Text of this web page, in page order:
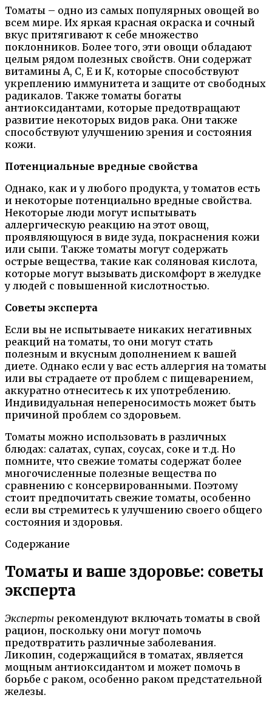
Томаты – одно из самых популярных овощей во
всем мире. Их яркая красная окраска и сочный
вкус притягивают к себе множество
поклонников. Более того, эти овощи обладают
целым рядом полезных свойств. Они содержат
витамины А, С, Е и К, которые способствуют
укреплению иммунитета и защите от свободных
радикалов. Также томаты богаты
антиоксидантами, которые предотвращают
развитие некоторых видов рака. Они также
способствуют улучшению зрения и состояния
кожи.
Потенциальные вредные свойства
Однако, как и у любого продукта, у томатов есть
и некоторые потенциально вредные свойства.
Некоторые люди могут испытывать
аллергическую реакцию на этот овощ,
проявляющуюся в виде зуда, покраснения кожи
или сыпи. Также томаты могут содержать
острые вещества, такие как соляновая кислота,
которые могут вызывать дискомфорт в желудке
у людей с повышенной кислотностью.
Советы эксперта
Если вы не испытываете никаких негативных
реакций на томаты, то они могут стать
полезным и вкусным дополнением к вашей
диете. Однако если у вас есть аллергия на томаты
или вы страдаете от проблем с пищеварением,
аккуратно отнеситесь к их употреблению.
Индивидуальная непереносимость может быть
причиной проблем со здоровьем.
Томаты можно использовать в различных
блюдах: салатах, супах, соусах, соке и т.д. Но
помните, что свежие томаты содержат более
многочисленные полезные вещества по
сравнению с консервированными. Поэтому
стоит предпочитать свежие томаты, особенно
если вы стремитесь к улучшению своего общего
состояния и здоровья.
Содержание
Томаты и ваше здоровье: советы
эксперта
Эксперты рекомендуют включать томаты в свой
рацион, поскольку они могут помочь
предотвратить различные заболевания.
Ликопин, содержащийся в томатах, является
мощным антиоксидантом и может помочь в
борьбе с раком, особенно раком предстательной
железы.